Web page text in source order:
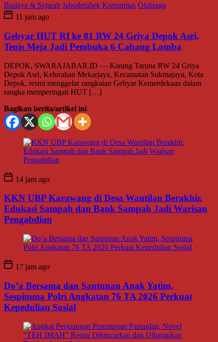
Budaya & Sejarah Jabodetabek Komunitas Olahraga
11 jam ago
Gebyar HUT RI ke 81 RW 24 Griya Depok Asri,
Tenis Meja Jadi Pembuka 6 Cabang Lomba
DEPOK, SWARAJABAR.ID — Karang Taruna RW 24 Griya
Depok Asri, Kelurahan Mekarjaya, Kecamatan Sukmajaya, Kota
Depok, resmi menggelar rangkaian Gebyar Kemerdekaan dalam
rangka memperingati HUT […]
Bagikan berita/artikel ini
14 jam ago
KKN UBP Karawang di Desa Wantilan Berakhir,
Edukasi Sampah dan Bank Sampah Jadi Warisan
Pengabdian
17 jam ago
Do’a Bersama dan Santunan Anak Yatim,
Sespimma Polri Angkatan 76 TA 2026 Perkuat
Kepedulian Sosial